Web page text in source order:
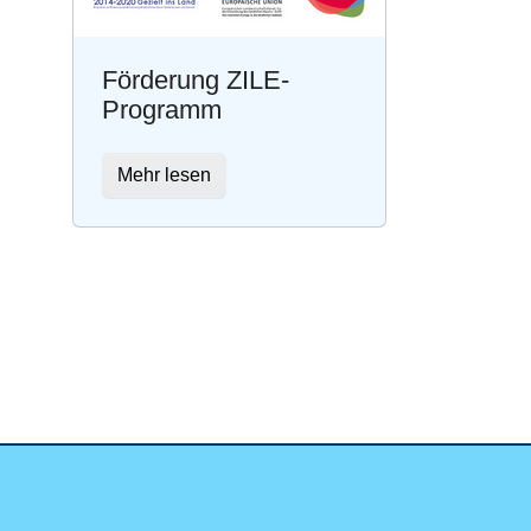
Förderung ZILE-
Programm
Mehr lesen